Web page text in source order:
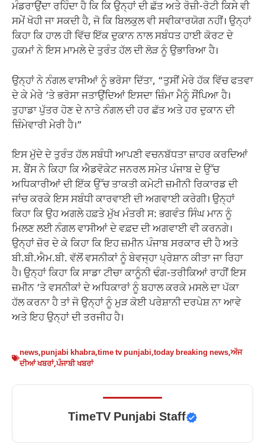
ਮੰਡਰਾਉਂਦਾ ਰਹਿੰਦਾ ਹੈ ਕਿ ਕਿ ਉਨ੍ਹਾਂ ਦੀ ਛੱਤ ਅਤੇ ਰੋਜ਼ੀ-ਰੋਟੀ ਕਿਸੇ ਵੀ
ਸਮੇਂ ਖੋਹੀ ਜਾ ਸਕਦੀ ਹੈ, ਜੋ ਕਿ ਬਿਲਕੁਲ ਵੀ ਸਵੀਕਾਰਯੋਗ ਨਹੀਂ। ਉਨ੍ਹਾਂ
ਕਿਹਾ ਕਿ ਹਾਲ ਹੀ ਵਿੱਚ ਇੱਕ ਦੁਕਾਨ ਨਾਲ ਸਬੰਧਤ ਹਾਈ ਕੋਰਟ ਦੇ
ਹੁਕਮਾਂ ਨੇ ਇਸ ਮਾਮਲੇ ਦੇ ਤੁਰੰਤ ਹੱਲ ਦੀ ਲੋੜ ਨੂੰ ਉਭਾਰਿਆ ਹੈ।
ਉਨ੍ਹਾਂ ਨੇ ਨੰਗਲ ਵਾਸੀਆਂ ਨੂੰ ਭਰੋਸਾ ਦਿੱਤਾ, “ਤੁਸੀਂ ਮੇਰੇ ਹੱਕ ਵਿੱਚ ਫਤਵਾ
ਦੇ ਕੇ ਮੇਰੇ ‘ਤੇ ਭਰੋਸਾ ਜਤਾਉਂਦਿਆਂ ਇਸਦਾ ਜ਼ਿੰਮਾ ਮੈਨੂੰ ਸੌਂਪਿਆ ਹੈ।
ਤੁਹਾਡਾ ਪੁੱਤਰ ਹੋਣ ਦੇ ਨਾਤੇ ਨੰਗਲ ਦੀ ਹਰ ਛੱਤ ਅਤੇ ਹਰ ਦੁਕਾਨ ਦੀ
ਜ਼ਿੰਮੇਵਾਰੀ ਮੇਰੀ ਹੈ।”
ਇਸ ਮੁੱਦੇ ਦੇ ਤੁਰੰਤ ਹੱਲ ਸਬੰਧੀ ਆਪਣੀ ਵਚਨਬੱਧਤਾ ਜ਼ਾਹਰ ਕਰਦਿਆਂ
ਸ. ਬੈਂਸ ਨੇ ਕਿਹਾ ਕਿ ਐਡਵੋਕੇਟ ਜਨਰਲ ਸਮੇਤ ਪੰਜਾਬ ਦੇ ਉੱਚ
ਅਧਿਕਾਰੀਆਂ ਦੀ ਇੱਕ ਉੱਚ ਤਾਕਤੀ ਕਮੇਟੀ ਜ਼ਮੀਨੀ ਰਿਕਾਰਡ ਦੀ
ਜਾਂਚ ਕਰਕੇ ਇਸ ਸਬੰਧੀ ਕਾਰਵਾਈ ਦੀ ਅਗਵਾਈ ਕਰੇਗੀ। ਉਨ੍ਹਾਂ
ਕਿਹਾ ਕਿ ਉਹ ਅਗਲੇ ਹਫ਼ਤੇ ਮੁੱਖ ਮੰਤਰੀ ਸ: ਭਗਵੰਤ ਸਿੰਘ ਮਾਨ ਨੂੰ
ਮਿਲਣ ਲਈ ਨੰਗਲ ਵਾਸੀਆਂ ਦੇ ਵਫ਼ਦ ਦੀ ਅਗਵਾਈ ਵੀ ਕਰਨਗੇ।
ਉਨ੍ਹਾਂ ਜ਼ੋਰ ਦੇ ਕੇ ਕਿਹਾ ਕਿ ਇਹ ਜ਼ਮੀਨ ਪੰਜਾਬ ਸਰਕਾਰ ਦੀ ਹੈ ਅਤੇ
ਬੀ.ਬੀ.ਐਮ.ਬੀ. ਵੱਲੋਂ ਵਸਨੀਕਾਂ ਨੂੰ ਬੇਵਜ੍ਹਾ ਪ੍ਰੇਸ਼ਾਨ ਕੀਤਾ ਜਾ ਰਿਹਾ
ਹੈ। ਉਨ੍ਹਾਂ ਕਿਹਾ ਕਿ ਸਾਡਾ ਟੀਚਾ ਕਾਨੂੰਨੀ ਢੰਗ-ਤਰੀਕਿਆਂ ਰਾਹੀਂ ਇਸ
ਜ਼ਮੀਨ ‘ਤੇ ਵਸਨੀਕਾਂ ਦੇ ਅਧਿਕਾਰਾਂ ਨੂੰ ਬਹਾਲ ਕਰਕੇ ਮਸਲੇ ਦਾ ਪੱਕਾ
ਹੱਲ ਕਰਨਾ ਹੈ ਤਾਂ ਜੋ ਉਨ੍ਹਾਂ ਨੂੰ ਮੁੜ ਕੋਈ ਪਰੇਸ਼ਾਨੀ ਦਰਪੇਸ਼ ਨਾ ਆਵੇ
ਅਤੇ ਇਹ ਉਨ੍ਹਾਂ ਦੀ ਤਰਜੀਹ ਹੈ।
news,punjabi khabra,time tv punjabi,today breaking news,ਅੱਜ
ਦੀਆਂ ਖਬਰਾਂ,ਪੰਜਾਬੀ ਖਬਰਾਂ
TimeTV Punjabi Staff